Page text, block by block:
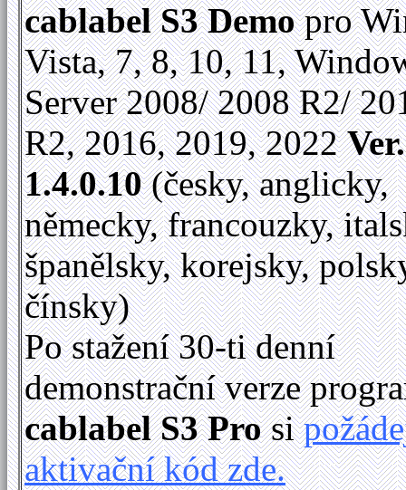
cablabel S3 Demopro
Vista, 7, 8, 10, 11,
Server 2008/ 2008 R2/
R2, 2016, 2019, 2022Ver.
1.4.0.10(česky, anglicky,
německy, francouzky,
španělsky, korejsky,
čínsky)
Po stažení 30-ti denní
demonstrační verze
cablabel S3 Prosi
aktivační kód zde.